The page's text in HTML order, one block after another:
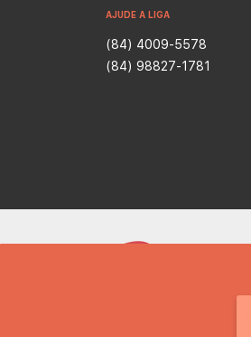
AJUDE A LIGA
(84) 4009-5578
(84) 98827-1781